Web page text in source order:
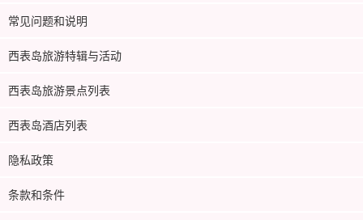
常见问题和说明
西表岛旅游特辑与活动
西表岛旅游景点列表
西表岛酒店列表
隐私政策
条款和条件